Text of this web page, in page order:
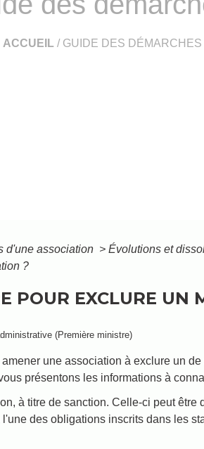
ACCUEIL / GUIDE DES DÉMARCHES
d'une association > Évolutions et
?
POUR EXCLURE UN
(Première ministre)
une association à exclure un
présentons les informations à
à titre de sanction. Celle-ci peut être
des obligations inscrits dans les